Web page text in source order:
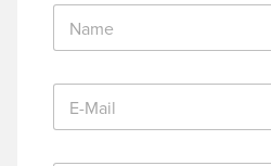
N
m
E
M